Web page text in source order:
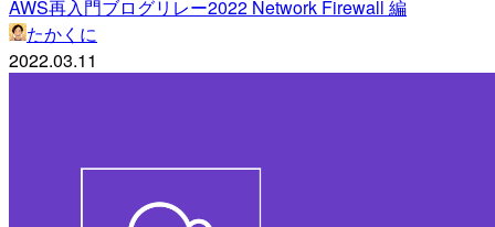
AWS再入門ブログリレー2022 Network Firewall 編
たかくに
2022.03.11